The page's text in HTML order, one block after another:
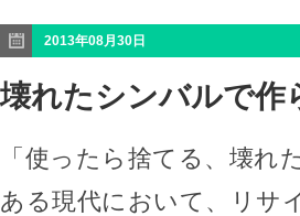
2013年08月30日
壊れたシンバルで作
「使ったら捨てる、壊れ
ある現代において、リサ